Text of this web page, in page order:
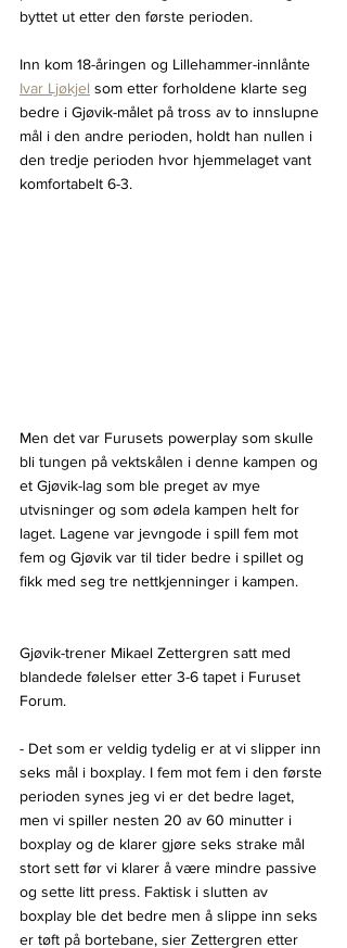
byttet ut etter den første perioden.
Inn kom 18-åringen og Lillehammer-innlånte
Ivar Ljøkjel som etter forholdene klarte seg
bedre i Gjøvik-målet på tross av to innslupne
mål i den andre perioden, holdt han nullen i
den tredje perioden hvor hjemmelaget vant
komfortabelt 6-3.
Men det var Furusets powerplay som skulle
bli tungen på vektskålen i denne kampen og
et Gjøvik-lag som ble preget av mye
utvisninger og som ødela kampen helt for
laget. Lagene var jevngode i spill fem mot
fem og Gjøvik var til tider bedre i spillet og
fikk med seg tre nettkjenninger i kampen.
Gjøvik-trener Mikael Zettergren satt med
blandede følelser etter 3-6 tapet i Furuset
Forum.
- Det som er veldig tydelig er at vi slipper inn
seks mål i boxplay. I fem mot fem i den første
perioden synes jeg vi er det bedre laget,
men vi spiller nesten 20 av 60 minutter i
boxplay og de klarer gjøre seks strake mål
stort sett før vi klarer å være mindre passive
og sette litt press. Faktisk i slutten av
boxplay ble det bedre men å slippe inn seks
er tøft på bortebane, sier Zettergren etter